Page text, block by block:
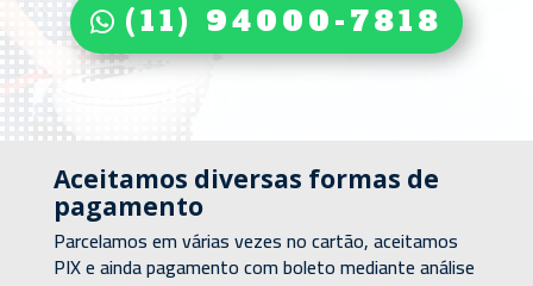
(11) 94000-7818
Aceitamos diversas formas de
pagamento
Parcelamos em várias vezes no cartão, aceitamos
PIX e ainda pagamento com boleto mediante análise